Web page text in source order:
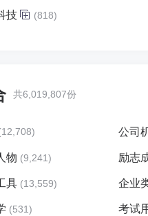
技 (818)
共6,019,807份
公司
物 (9,241) 励志
具 (13,559) 企业
(531) 考试